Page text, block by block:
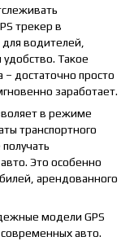
трекер в
водителей,
Такое
– достаточно просто
заработает.
в режиме
транспортного
Это особенно
арендованного
модели GPS
авто.